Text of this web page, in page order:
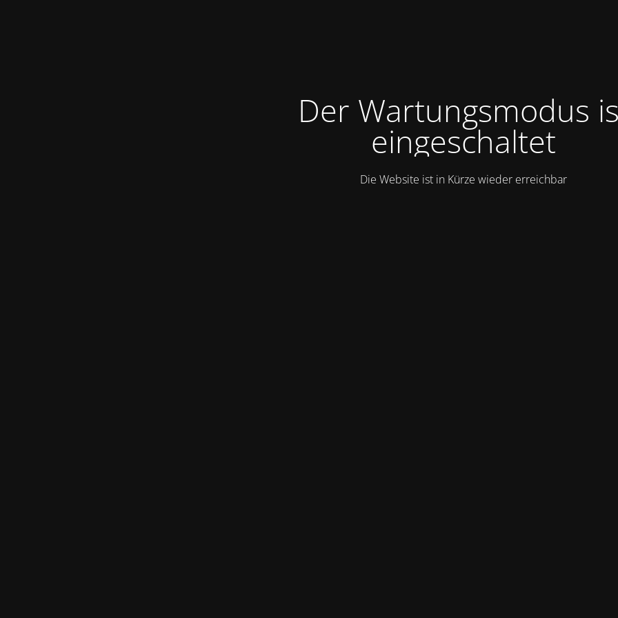
Der Wartungsmodus
eingeschaltet
Die Website ist in Kürze wieder erreichbar